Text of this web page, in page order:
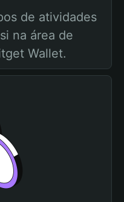
de atividades
na área de
Wallet.